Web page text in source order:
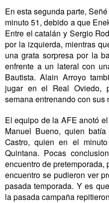
En esta segunda parte,
minuto 51, debido a que
Entre el catalán y Sergio
por la izquierda, mientras
una grata sorpresa por la
enfrente a un lateral con
Bautista. Alain Arroyo
jugar en el Real Oviedo,
semana entrenando con sus
El equipo de la AFE anotó
Manuel Bueno, quien
Castro, quien en el
Quintana. Pocas
encuentro de pretemporada,
encuentro se pudieron ver
pasada temporada. Y es
la pasada campaña